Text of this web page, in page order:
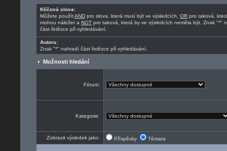
Klíčová slova:
Můžete použítAND pro slova, která musí být ve výsledcích, OR pro taková,
mohou náležet a NOT pro taková, která by ve výsledcích neměla být. Znak "*"
část řetězce při vyhledávání.
Autora:
Znak "*" nahradí část řetězce při vyhledávání.
Možnosti hledání
Fórum:
Kategorie:
Zobrazit výsledek jako: Příspěvky Témata